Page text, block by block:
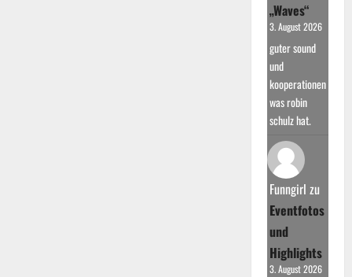
„Waves“
3. August 2026
guter sound
und
kooperationen
was robin
schulz hat.
Funngirl zu
Eventfotos
und
Highlights
3. August 2026